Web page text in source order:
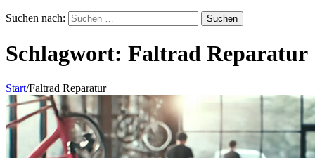
Suchen nach:
Schlagwort: Faltrad Reparatur
Start/Faltrad Reparatur